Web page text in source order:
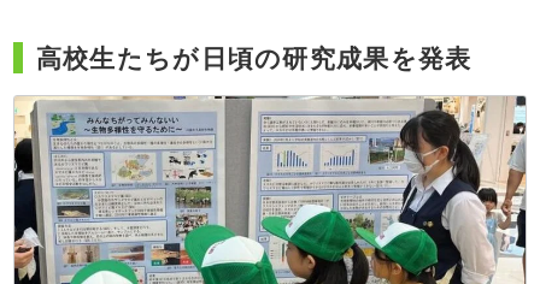
高校生たちが日頃の研究成果を発表